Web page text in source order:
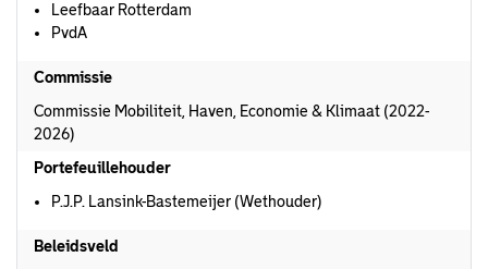
Leefbaar Rotterdam
PvdA
Commissie
Commissie Mobiliteit, Haven, Economie & Klimaat (2022-
2026)
Portefeuillehouder
P.J.P. Lansink-Bastemeijer (Wethouder)
Beleidsveld